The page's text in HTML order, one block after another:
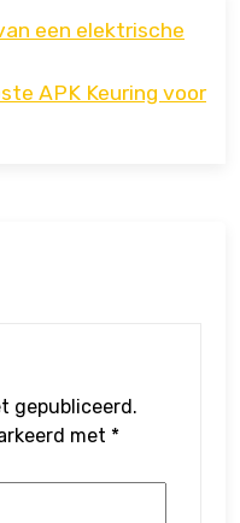
een elektrische
APK Keuring voor
gepubliceerd.
met *